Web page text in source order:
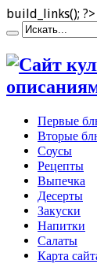
build_links(); ?>
Первые
Вторые
Соусы
Рецепты
Выпечка
Десерты
Закуски
Напитки
Салаты
Карта